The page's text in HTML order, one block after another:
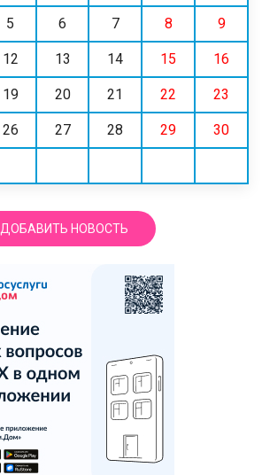
5 6 7 8 9
12 13 14 15 16
19 20 21 22 23
26 27 28 29 30
ДОБАВИТЬ НОВОСТЬ